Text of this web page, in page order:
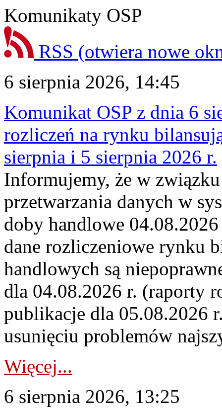
Komunikaty OSP
RSS (otwiera nowe
6 sierpnia 2026, 14:45
Komunikat OSP z dnia 6
rozliczeń na rynku
sierpnia i 5 sierpnia 2026 r.
Informujemy, że w
przetwarzania danych w
doby handlowe
dane rozliczeniowe rynku
handlowych są
dla 04.08.2026 r. (raporty
publikacje dla 05.08.2026
usunięciu problemów
Więcej...
6 sierpnia 2026, 13:25